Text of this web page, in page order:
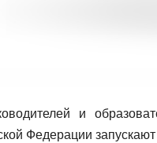
и
Федерации